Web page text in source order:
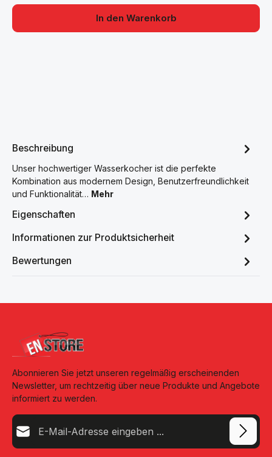
In den Warenkorb
Beschreibung
Unser hochwertiger Wasserkocher ist die perfekte
Kombination aus modernem Design, Benutzerfreundlichkeit
und Funktionalität… Mehr
Eigenschaften
Informationen zur Produktsicherheit
Bewertungen
Abonnieren Sie jetzt unseren regelmäßig erscheinenden
Newsletter, um rechtzeitig über neue Produkte und Angebote
informiert zu werden.
E-Mail-Adresse*